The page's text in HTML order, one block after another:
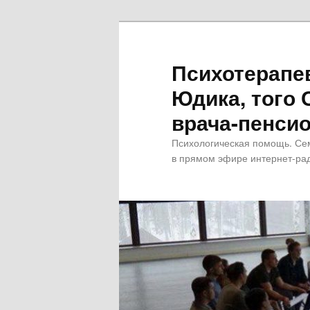
Юдика, того
врача-
Психологическая помощь.
в прямом эфире интернет-